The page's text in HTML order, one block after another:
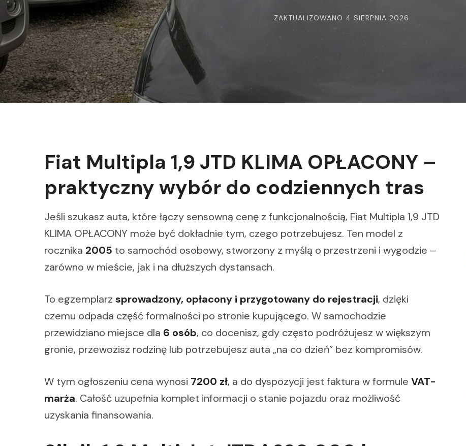
ZAKTUALIZOWANO 4 SIERPNIA 2026
Fiat Multipla 1,9 JTD KLIMA OPŁACONY –
praktyczny wybór do codziennych tras
Jeśli szukasz auta, które łączy sensowną cenę z funkcjonalnością, Fiat Multipla 1,9 JTD
KLIMA OPŁACONY może być dokładnie tym, czego potrzebujesz. Ten model z
rocznika 2005 to samochód osobowy, stworzony z myślą o przestrzeni i wygodzie –
zarówno w mieście, jak i na dłuższych dystansach.
To egzemplarz sprowadzony, opłacony i przygotowany do rejestracji, dzięki
czemu odpada część formalności po stronie kupującego. W samochodzie
przewidziano miejsce dla 6 osób, co docenisz, gdy często podróżujesz w większym
gronie, przewozisz rodzinę lub potrzebujesz auta „na co dzień” bez kompromisów.
W tym ogłoszeniu cena wynosi 7200 zł, a do dyspozycji jest faktura w formule VAT-
marża. Całość uzupełnia komplet informacji o stanie pojazdu oraz możliwość
uzyskania finansowania.